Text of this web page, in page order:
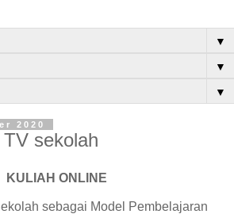
▼
▼
▼
2020
sekolah
KULIAH ONLINE
sebagai Model Pembelajaran